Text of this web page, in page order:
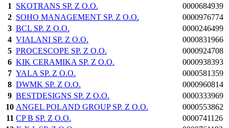
1
SKOTRANS SP. Z O.O.
0000684939
2 SOHO MANAGEMENT SP. Z O.O.
0000976774
3 BCL SP. Z O.O.
0000246499
4 VIALANI SP. Z O.O.
0000831966
5 PROCESCOPE SP. Z O.O.
0000924708
6 KIK CERAMIKA SP. Z O.O.
0000938393
7 YALA SP. Z O.O.
0000581359
8 DWMK SP. Z O.O.
0000960814
9 BESTDESIGNS SP. Z O.O.
0000333969
10 ANGEL POLAND GROUP SP. Z O.O.
0000553862
11 CP B SP. Z O.O.
0000741126